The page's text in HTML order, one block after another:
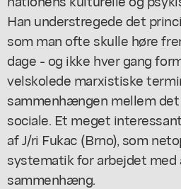
Han understregede det
som man ofte skulle høre
dage - og ikke hver gang
velskolede marxistiske
sammenhængen mellem
sociale. Et meget
af J/ri Fukac (Brno), som
systematik for arbejdet
sammenhæng.